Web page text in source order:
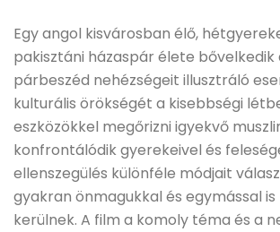
Egy angol kisvárosban élő,
pakisztáni házaspár élete bővelkedik
párbeszéd nehézségeit illusztráló
kulturális örökségét a kisebbségi
eszközökkel megőrizni igyekvő
konfrontálódik gyerekeivel és
ellenszegülés különféle módjait
gyakran önmagukkal és egymással
kerülnek. A film a komoly téma és a